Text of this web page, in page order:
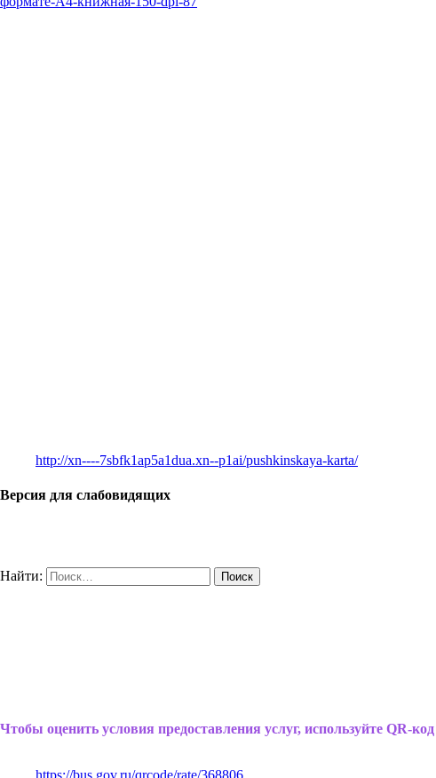
http://xn----7sbfk1ap5a1dua.xn--p1ai/pushkinskaya-karta/
Версия для слабовидящих
Найти:
Чтобы оценить условия предоставления услуг, используйте QR-
https://bus.gov.ru/qrcode/rate/368806